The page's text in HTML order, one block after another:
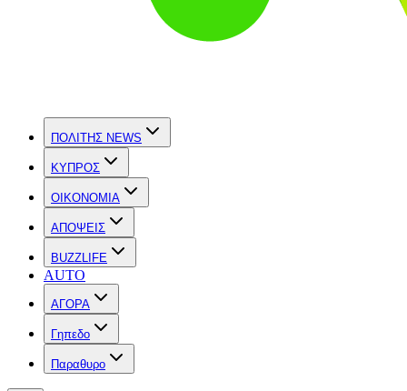
ΠΟΛΙΤΗΣ NEWS
ΚΥΠΡΟΣ
OIKONOMIA
ΑΠΟΨΕΙΣ
BUZZLIFE
AUTO
ΑΓΟΡΑ
Γηπεδο
Παραθυρο